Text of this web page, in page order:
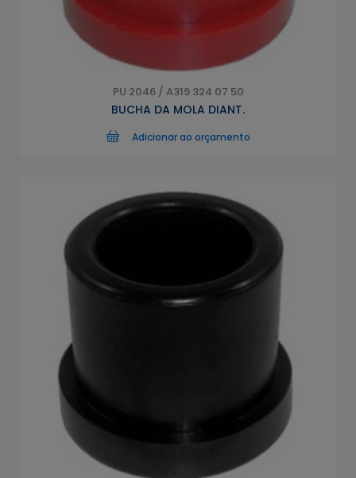
PU 2046 / A319 324 07 50
BUCHA DA MOLA DIANT.
Adicionar ao orçamento